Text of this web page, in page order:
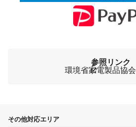
参照リンク
環境省家電製品協会
その他対応エリア